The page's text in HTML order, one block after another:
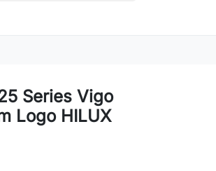
Series Vigo
Logo HILUX